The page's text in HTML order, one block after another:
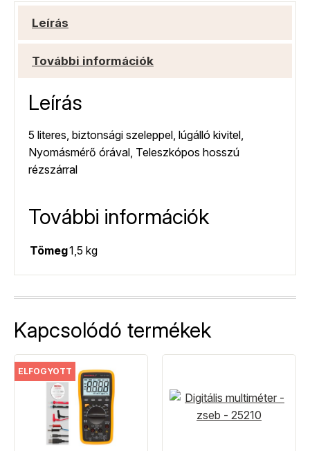
Leírás
További információk
Leírás
5 literes, biztonsági szeleppel, lúgálló kivitel,
Nyomásmérő órával, Teleszkópos hosszú
rézszárral
További információk
Tömeg1,5 kg
Kapcsolódó termékek
ELFOGYOTT